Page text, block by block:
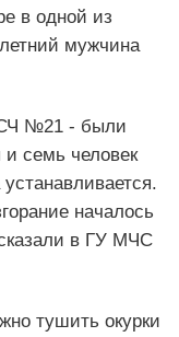
в одной из
мужчина
№21 - были
семь человек
началось
в ГУ МЧС
тушить окурки